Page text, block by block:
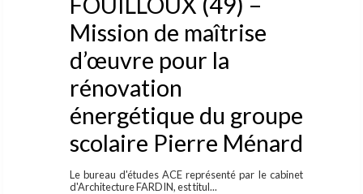
Mission de maîtrise
d’œuvre pour la
rénovation
énergétique du groupe
scolaire Pierre Ménard
Le bureau d'études ACE représenté par le cabinet
d'Architecture FARDIN, est titul...